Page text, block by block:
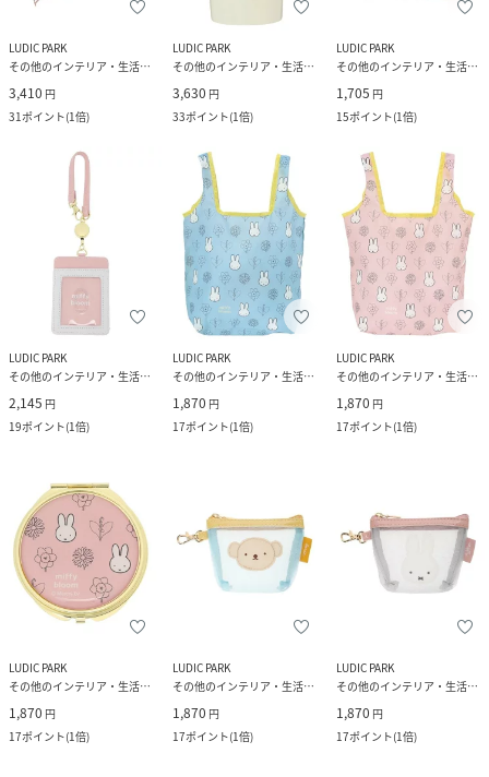
LUDIC PARK
その他のインテリア・生活雑貨
3,410 円
31ポイント(1倍)
LUDIC PARK
その他のインテリア・生活雑貨
3,630 円
33ポイント(1倍)
LUDIC PARK
その他のインテリア・生活雑貨
1,705 円
15ポイント(1倍)
LUDIC PARK
その他のインテリア・生活雑貨
2,145 円
19ポイント(1倍)
LUDIC PARK
その他のインテリア・生活雑貨
1,870 円
17ポイント(1倍)
LUDIC PARK
その他のインテリア・生活雑貨
1,870 円
17ポイント(1倍)
LUDIC PARK
その他のインテリア・生活雑貨
1,870 円
17ポイント(1倍)
LUDIC PARK
その他のインテリア・生活雑貨
1,870 円
17ポイント(1倍)
LUDIC PARK
その他のインテリア・生活雑貨
1,870 円
17ポイント(1倍)